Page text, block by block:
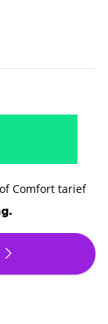
Comfort tarief